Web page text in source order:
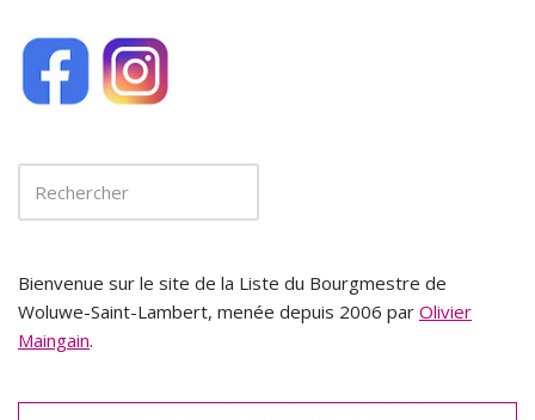
Bienvenue sur le site de la Liste du Bourgmestre de
Woluwe-Saint-Lambert, menée depuis 2006 par Olivier
Maingain.